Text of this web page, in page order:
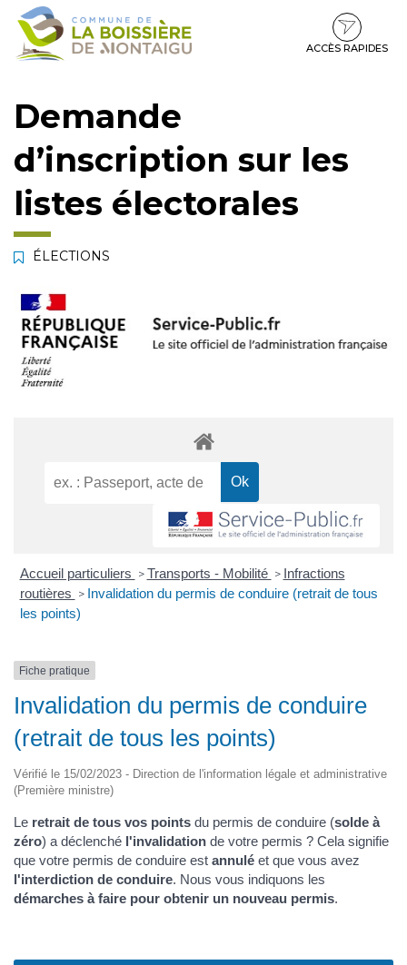
Gestion des traceurs
Aller
Aller
contenu
Aller
pied
ACCÈS RAPIDES
Demande
d’inscription sur les
listes électorales
ÉLECTIONS
Accueil particuliers > Transports - Mobilité > Infractions
routières > Invalidation du permis de conduire (retrait de tous
les points)
Fiche pratique
Invalidation du permis de conduire
(retrait de tous les points)
Vérifié le 15/02/2023 - Direction de l'information légale et administrative
(Première ministre)
Le retrait de tous vos points du permis de conduire (solde à
zéro) a déclenché l'invalidation de votre permis ? Cela signifie
que votre permis de conduire est annulé et que vous avez
l'interdiction de conduire. Nous vous indiquons les
démarches à faire pour obtenir un nouveau permis.